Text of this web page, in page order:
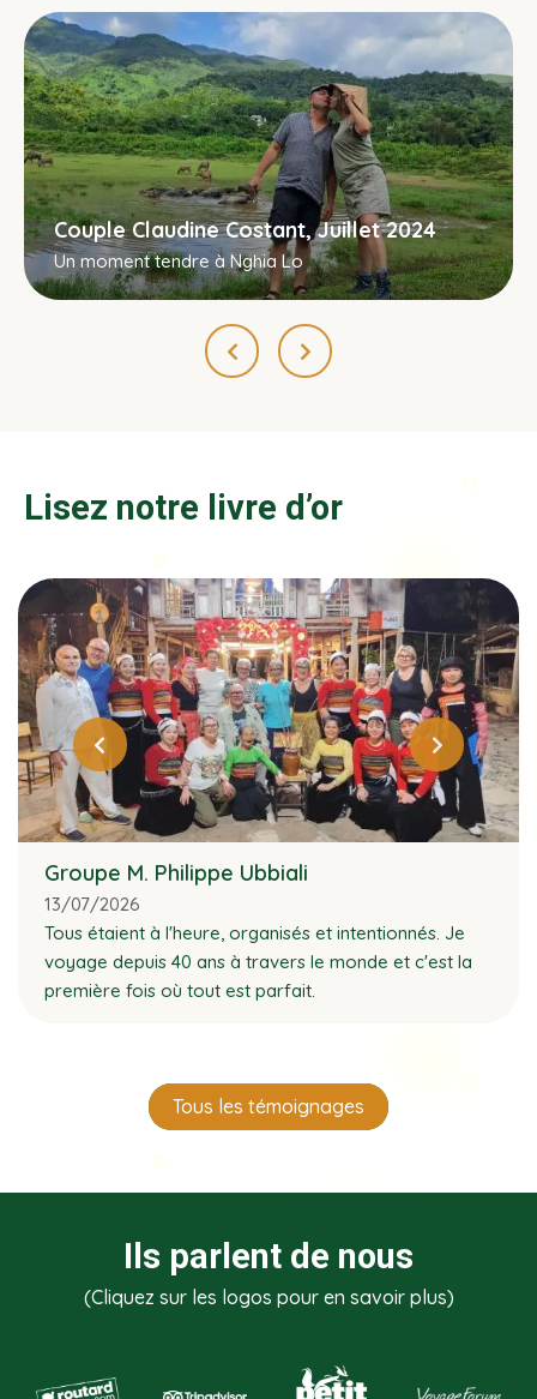
Couple Claudine Costant, Juillet 2024
Un moment tendre à Nghia Lo
Lisez notre livre d’or
Groupe M. Philippe Ubbiali
13/07/2026
Tous étaient à l'heure, organisés et intentionnés. Je
voyage depuis 40 ans à travers le monde et c'est la
première fois où tout est parfait.
Tous les témoignages
Ils parlent de nous
(Cliquez sur les logos pour en savoir plus)